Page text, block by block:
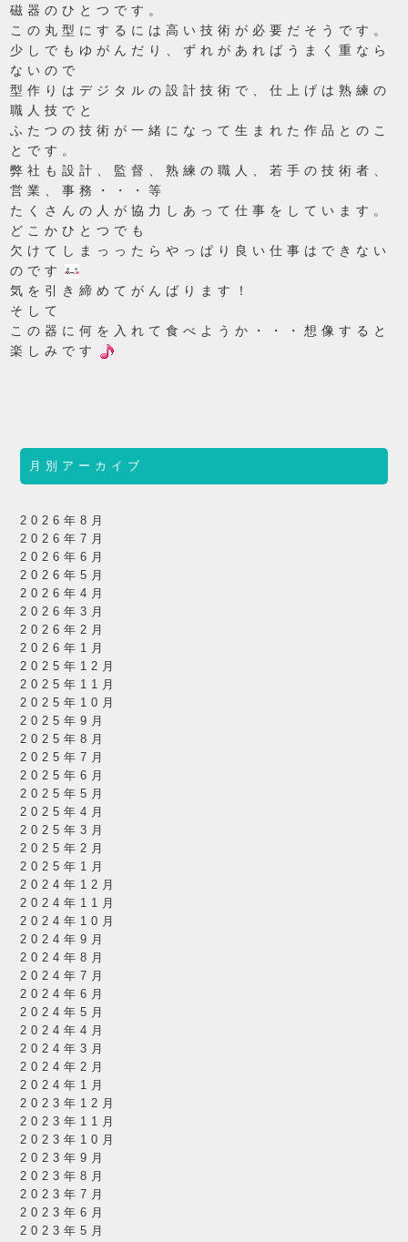
磁器のひとつです。
この丸型にするには高い技術が必要だそうです。
少しでもゆがんだり、ずれがあればうまく重なら
ないので
型作りはデジタルの設計技術で、仕上げは熟練の
職人技でと
ふたつの技術が一緒になって生まれた作品とのこ
とです。
弊社も設計、監督、熟練の職人、若手の技術者、
営業、事務・・・等
たくさんの人が協力しあって仕事をしています。
どこかひとつでも
欠けてしまっったらやっぱり良い仕事はできない
のです
気を引き締めてがんばります！
そして
この器に何を入れて食べようか・・・想像すると
楽しみです
月別アーカイブ
2026年8月
2026年7月
2026年6月
2026年5月
2026年4月
2026年3月
2026年2月
2026年1月
2025年12月
2025年11月
2025年10月
2025年9月
2025年8月
2025年7月
2025年6月
2025年5月
2025年4月
2025年3月
2025年2月
2025年1月
2024年12月
2024年11月
2024年10月
2024年9月
2024年8月
2024年7月
2024年6月
2024年5月
2024年4月
2024年3月
2024年2月
2024年1月
2023年12月
2023年11月
2023年10月
2023年9月
2023年8月
2023年7月
2023年6月
2023年5月